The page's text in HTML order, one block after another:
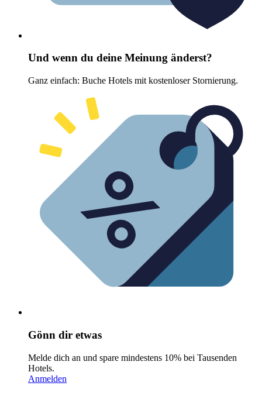
Und wenn du deine Meinung änderst?
Ganz einfach: Buche Hotels mit kostenloser Stornierung.
Gönn dir etwas
Melde dich an und spare mindestens 10% bei Tausenden
Hotels.
Anmelden